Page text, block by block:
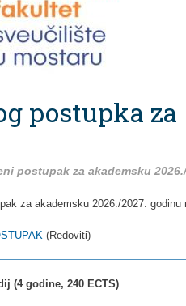
postupka za
postupak za akademsku
za akademsku 2026./2027. godinu
(Redoviti)
(4 godine, 240 ECTS)